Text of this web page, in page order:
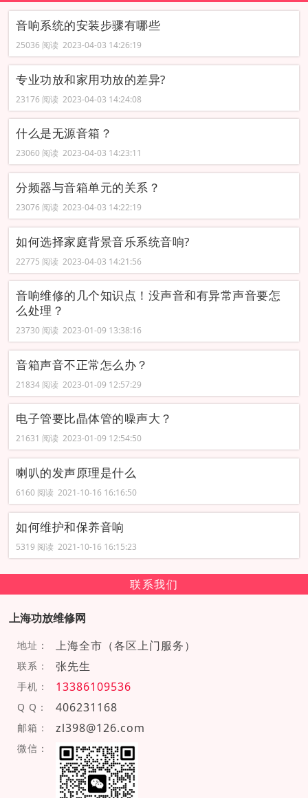
音响系统的安装步骤有哪些
25036 阅读 2023-04-03 14:26:19
专业功放和家用功放的差异?
23176 阅读 2023-04-03 14:24:08
什么是无源音箱？
23060 阅读 2023-04-03 14:23:11
分频器与音箱单元的关系？
23076 阅读 2023-04-03 14:22:19
如何选择家庭背景音乐系统音响?
22775 阅读 2023-04-03 14:21:56
音响维修的几个知识点！没声音和有异常声音要怎
么处理？
23730 阅读 2023-01-09 13:38:16
音箱声音不正常怎么办？
21834 阅读 2023-01-09 12:57:29
电子管要比晶体管的噪声大？
21631 阅读 2023-01-09 12:54:50
喇叭的发声原理是什么
6160 阅读 2021-10-16 16:16:50
如何维护和保养音响
5319 阅读 2021-10-16 16:15:23
联系我们
上海功放维修网
地址： 上海全市（各区上门服务）
联系： 张先生
手机： 13386109536
Q Q： 406231168
邮箱： zl398@126.com
微信：